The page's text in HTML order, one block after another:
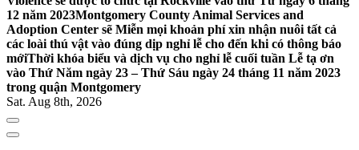
12 năm 2023Montgomery County Animal Services and
Adoption Center sẽ Miễn mọi khoản phí xin nhận nuôi tất cả
các loài thú vật vào đúng dịp nghỉ lễ cho đến khi có thông báo
mớiThời khóa biểu và dịch vụ cho nghỉ lễ cuối tuần Lễ tạ ơn
vào Thứ Năm ngày 23 – Thứ Sáu ngày 24 tháng 11 năm 2023
trong quận Montgomery
Sat. Aug 8th, 2026